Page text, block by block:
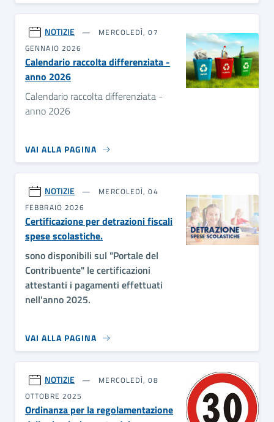
NOTIZIE
MERCOLEDÌ, 07
GENNAIO 2026
Calendario raccolta differenziata -
anno 2026
Calendario raccolta differenziata -
anno 2026
VAI ALLA PAGINA
NOTIZIE
MERCOLEDÌ, 04
FEBBRAIO 2026
Certificazione per detrazioni fiscali
spese scolastiche.
sono disponibili sul "Portale del
Contribuente" le certificazioni
attestanti i pagamenti effettuati
nell'anno 2025.
VAI ALLA PAGINA
NOTIZIE
MERCOLEDÌ, 08
OTTOBRE 2025
Ordinanza per la regolamentazione